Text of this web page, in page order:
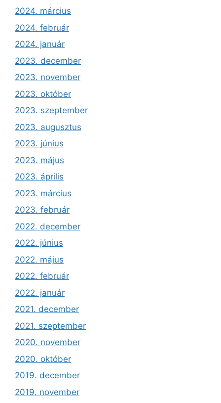
2024. március
2024. február
2024. január
2023. december
2023. november
2023. október
2023. szeptember
2023. augusztus
2023. június
2023. május
2023. április
2023. március
2023. február
2022. december
2022. június
2022. május
2022. február
2022. január
2021. december
2021. szeptember
2020. november
2020. október
2019. december
2019. november